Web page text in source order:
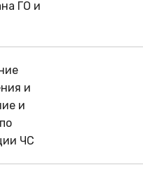
ГО и
и
и
ЧС